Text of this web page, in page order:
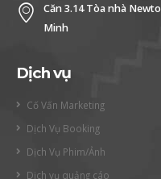
Căn 3.14 Tòa nhà
Minh
Dịch vụ
Cố Vấn Marketing
Dịch Vụ Booking
Dịch Vụ Phim/Ảnh
Dịch vụ quảng cáo